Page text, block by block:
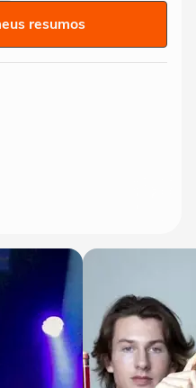
resumos